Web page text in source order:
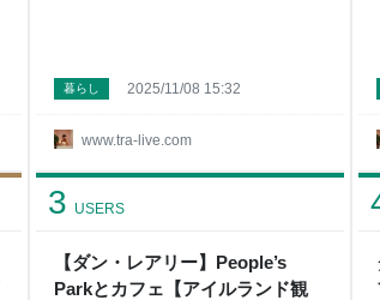
www.tra-live.com
暮らし 2025/11/08 15:32
【ダン・レアリー】People’s
Parkとカフェ【アイルランド観
3 USERS